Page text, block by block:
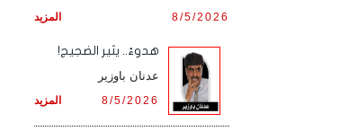
المزيد 8/5/2026
هدوءٌ.. يثير الضجيج!
عدنان باوزير
المزيد 8/5/2026